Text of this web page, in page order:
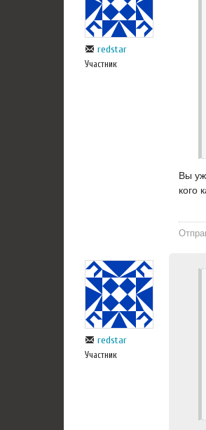
redstar
Участник
Вы уж
кого
redstar
Участник